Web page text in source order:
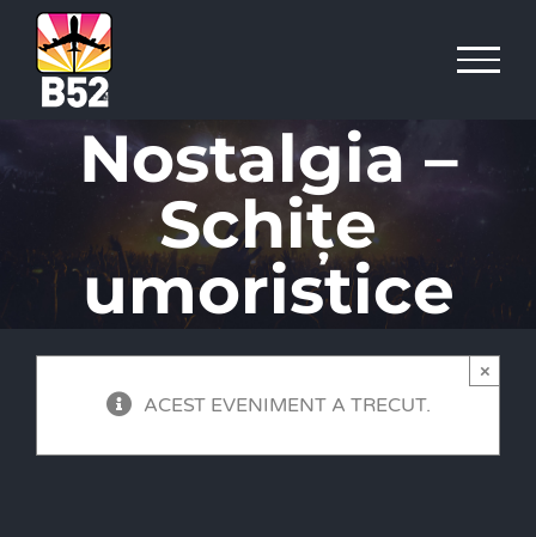
Skip
content
Nostalgia –
Schițe
umoristice
ACEST EVENIMENT A TRECUT.
×